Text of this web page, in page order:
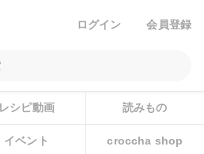
ログイン 会員登録
レシピ動画 読みもの
イベント croccha shop